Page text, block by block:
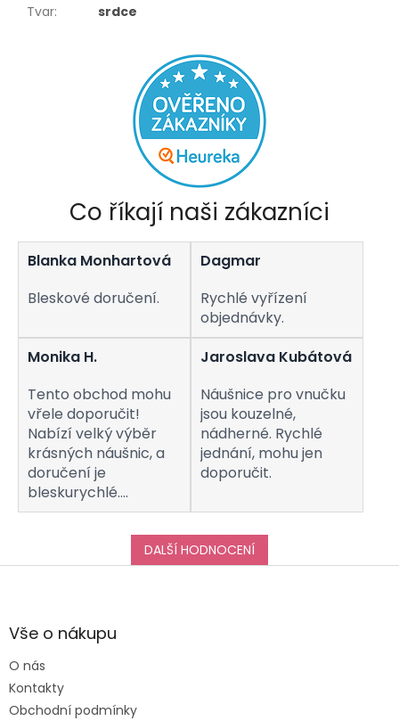
Tvar: srdce
Co říkají naši zákazníci
Blanka Monhartová
Bleskové doručení.
Dagmar
Rychlé vyřízení
objednávky.
Monika H.
Tento obchod mohu
vřele doporučit!
Nabízí velký výběr
krásných náušnic, a
doručení je
bleskurychlé.
Komunikaci s
obchodem hodnotím
taktéž na jedničku!
Děkuji za vše, a určitě
Jaroslava Kubátová
Náušnice pro vnučku
jsou kouzelné,
nádherné. Rychlé
jednání, mohu jen
doporučit.
DALŠÍ HODNOCENÍ
Z
aVše o nákupu
O nás
Kontakty
Obchodní podmínky